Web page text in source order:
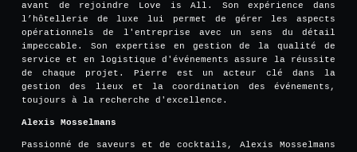
avant de rejoindre Love is All. Son expérience dans
l’hôtellerie de luxe lui permet de gérer les aspects
opérationnels de l'entreprise avec un sens du détail
impeccable. Son expertise en gestion de la qualité de
service et en logistique d'événements assure la réussite
de chaque projet. Pierre est un acteur clé dans la
gestion des lieux et la coordination des événements,
toujours à la recherche d'excellence.
Alexis Mosselmans
Passionné de saveurs et de cocktails, Alexis Mosselmans